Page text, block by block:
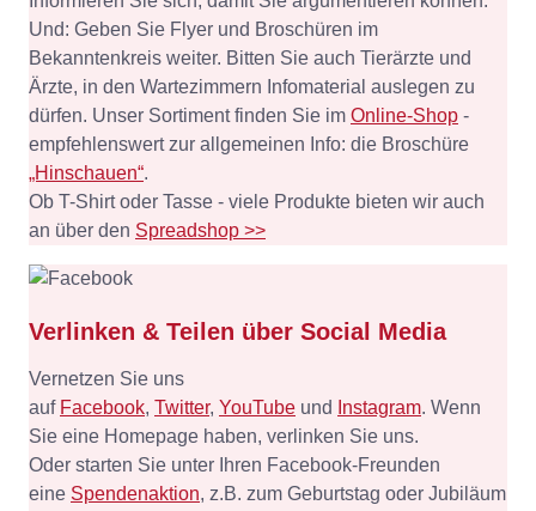
Und: Geben Sie Flyer und Broschüren im
Bekanntenkreis weiter. Bitten Sie auch Tierärzte und
Ärzte, in den Wartezimmern Infomaterial auslegen zu
dürfen. Unser Sortiment finden Sie im Online-Shop -
empfehlenswert zur allgemeinen Info: die Broschüre
„Hinschauen“.
Ob T-Shirt oder Tasse - viele Produkte bieten wir auch
an über den Spreadshop >>
Verlinken & Teilen über Social Media
Vernetzen Sie uns
auf Facebook, Twitter, YouTube und Instagram. Wenn
Sie eine Homepage haben, verlinken Sie uns.
Oder starten Sie unter Ihren Facebook-Freunden
eine Spendenaktion, z.B. zum Geburtstag oder Jubiläum